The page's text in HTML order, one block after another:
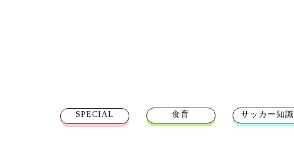
SPECIAL 食育 サッカー知識